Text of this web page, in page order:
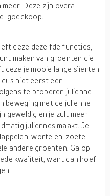
Deze zijn overal
goedkoop.
deze dezelfde functies,
maken van groenten die
deze je mooie lange slierten
niet eerst een
te proberen julienne
beweging met de julienne
geweldig en je zult meer
juliennes maakt. Je
wortelen, zoete
andere groenten. Ga op
kwaliteit, want dan hoef